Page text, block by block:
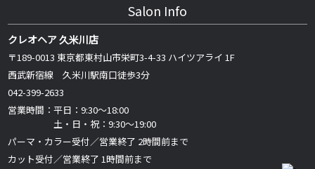
Salon Info
クレオヘア 久米川店
〒189-0013 東京都東村山市栄町3-4-33 ハイツアライ 1F
西武新宿線 久米川駅南口徒歩3分
042-399-2633
営業時間：平日：9:30～18:00
土・日・祝：9:30～19:00
パーマ・カラー受付／営業終了 2時間前まで
カット受付／営業終了 1時間前まで